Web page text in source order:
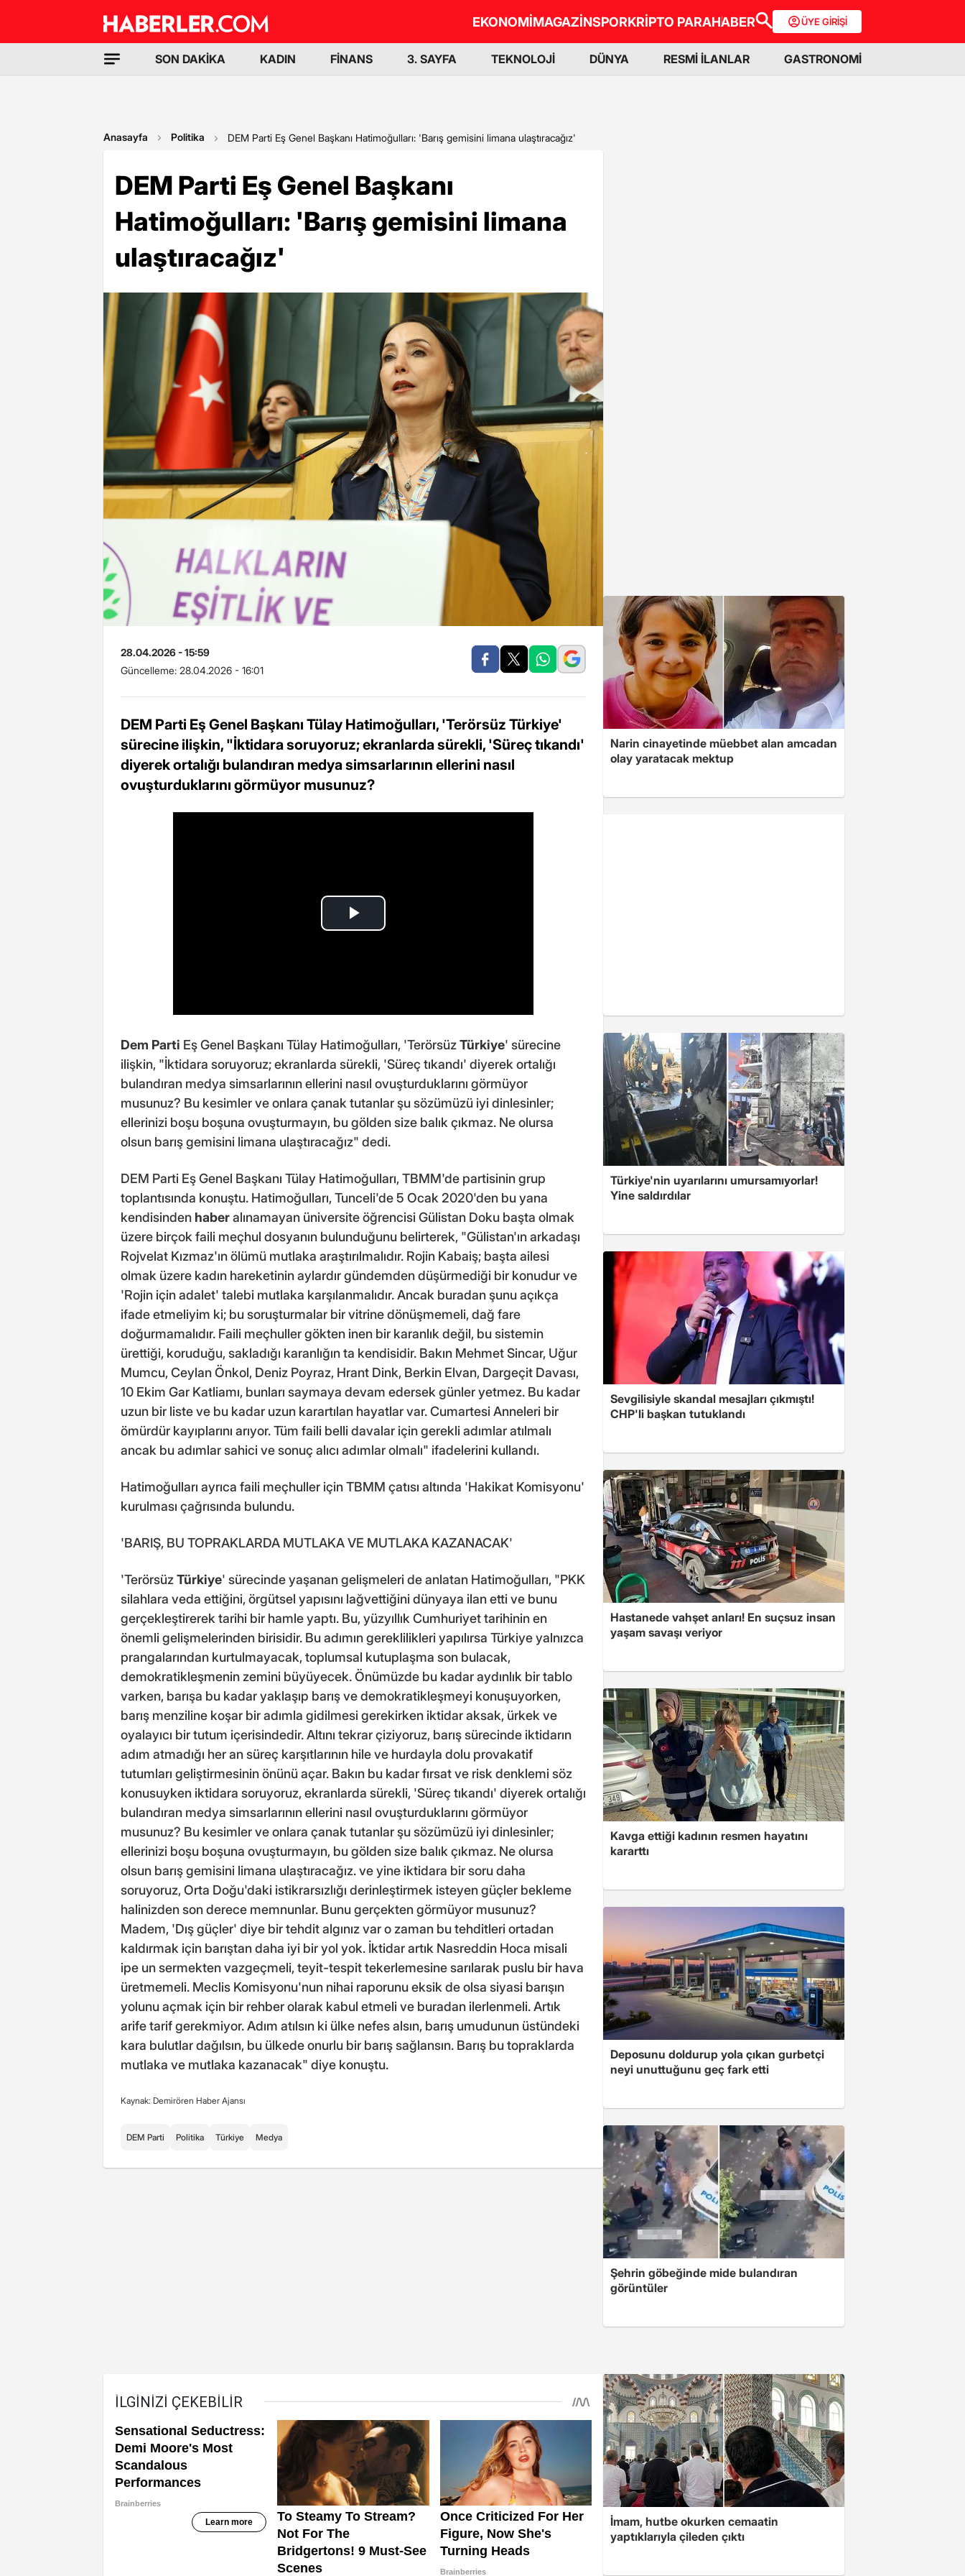
EKONOMİMAGAZİNSPORKRİPTO PARAHABER ÜYE GİRİŞİ
SON DAKİKA KADIN FİNANS 3. SAYFA TEKNOLOJİ DÜNYA RESMİ İLANLAR GASTRONOMİ
Anasayfa Politika DEM Parti Eş Genel Başkanı Hatimoğulları: 'Barış gemisini limana ulaştıracağız'
DEM Parti Eş Genel Başkanı
Hatimoğulları: 'Barış gemisini limana
ulaştıracağız'
28.04.2026 - 15:59
Güncelleme: 28.04.2026 - 16:01
DEM Parti Eş Genel Başkanı Tülay Hatimoğulları, 'Terörsüz Türkiye'
sürecine ilişkin, "İktidara soruyoruz; ekranlarda sürekli, 'Süreç tıkandı'
diyerek ortalığı bulandıran medya simsarlarının ellerini nasıl
ovuşturduklarını görmüyor musunuz?
Dem Parti Eş Genel Başkanı Tülay Hatimoğulları, 'TerörsüzTürkiye' sürecine
ilişkin, "İktidara soruyoruz; ekranlarda sürekli, 'Süreç tıkandı' diyerek ortalığı
bulandıran medya simsarlarının ellerini nasıl ovuşturduklarını görmüyor
musunuz? Bu kesimler ve onlara çanak tutanlar şu sözümüzü iyi dinlesinler;
ellerinizi boşu boşuna ovuşturmayın, bu gölden size balık çıkmaz. Ne olursa
olsun barış gemisini limana ulaştıracağız" dedi.
DEM Parti Eş Genel Başkanı Tülay Hatimoğulları, TBMM'de partisinin grup
toplantısında konuştu. Hatimoğulları, Tunceli'de 5 Ocak 2020'den bu yana
kendisinden haberalınamayan üniversite öğrencisi Gülistan Doku başta olmak
üzere birçok faili meçhul dosyanın bulunduğunu belirterek, "Gülistan'ın arkadaşı
Rojvelat Kızmaz'ın ölümü mutlaka araştırılmalıdır. Rojin Kabaiş; başta ailesi
olmak üzere kadın hareketinin aylardır gündemden düşürmediği bir konudur ve
'Rojin için adalet' talebi mutlaka karşılanmalıdır. Ancak buradan şunu açıkça
ifade etmeliyim ki; bu soruşturmalar bir vitrine dönüşmemeli, dağ fare
doğurmamalıdır. Faili meçhuller gökten inen bir karanlık değil, bu sistemin
ürettiği, koruduğu, sakladığı karanlığın ta kendisidir. Bakın Mehmet Sincar, Uğur
Mumcu, Ceylan Önkol, Deniz Poyraz, Hrant Dink, Berkin Elvan, Dargeçit Davası,
10 Ekim Gar Katliamı, bunları saymaya devam edersek günler yetmez. Bu kadar
uzun bir liste ve bu kadar uzun karartılan hayatlar var. Cumartesi Anneleri bir
ömürdür kayıplarını arıyor. Tüm faili belli davalar için gerekli adımlar atılmalı
ancak bu adımlar sahici ve sonuç alıcı adımlar olmalı" ifadelerini kullandı.
Hatimoğulları ayrıca faili meçhuller için TBMM çatısı altında 'Hakikat Komisyonu'
kurulması çağrısında bulundu.
'BARIŞ, BU TOPRAKLARDA MUTLAKA VE MUTLAKA KAZANACAK'
'TerörsüzTürkiye' sürecinde yaşanan gelişmeleri de anlatan Hatimoğulları, "PKK
silahlara veda ettiğini, örgütsel yapısını lağvettiğini dünyaya ilan etti ve bunu
gerçekleştirerek tarihi bir hamle yaptı. Bu, yüzyıllık Cumhuriyet tarihinin en
önemli gelişmelerinden birisidir. Bu adımın gereklilikleri yapılırsa Türkiye yalnızca
prangalarından kurtulmayacak, toplumsal kutuplaşma son bulacak,
demokratikleşmenin zemini büyüyecek. Önümüzde bu kadar aydınlık bir tablo
varken, barışa bu kadar yaklaşıp barış ve demokratikleşmeyi konuşuyorken,
barış menziline koşar bir adımla gidilmesi gerekirken iktidar aksak, ürkek ve
oyalayıcı bir tutum içerisindedir. Altını tekrar çiziyoruz, barış sürecinde iktidarın
adım atmadığı her an süreç karşıtlarının hile ve hurdayla dolu provakatif
tutumları geliştirmesinin önünü açar. Bakın bu kadar fırsat ve risk denklemi söz
konusuyken iktidara soruyoruz, ekranlarda sürekli, 'Süreç tıkandı' diyerek ortalığı
bulandıran medya simsarlarının ellerini nasıl ovuşturduklarını görmüyor
musunuz? Bu kesimler ve onlara çanak tutanlar şu sözümüzü iyi dinlesinler;
ellerinizi boşu boşuna ovuşturmayın, bu gölden size balık çıkmaz. Ne olursa
olsun barış gemisini limana ulaştıracağız. ve yine iktidara bir soru daha
soruyoruz, Orta Doğu'daki istikrarsızlığı derinleştirmek isteyen güçler bekleme
halinizden son derece memnunlar. Bunu gerçekten görmüyor musunuz?
Madem, 'Dış güçler' diye bir tehdit algınız var o zaman bu tehditleri ortadan
kaldırmak için barıştan daha iyi bir yol yok. İktidar artık Nasreddin Hoca misali
ipe un sermekten vazgeçmeli, teyit-tespit tekerlemesine sarılarak puslu bir hava
üretmemeli. Meclis Komisyonu'nun nihai raporunu eksik de olsa siyasi barışın
yolunu açmak için bir rehber olarak kabul etmeli ve buradan ilerlenmeli. Artık
arife tarif gerekmiyor. Adım atılsın ki ülke nefes alsın, barış umudunun üstündeki
kara bulutlar dağılsın, bu ülkede onurlu bir barış sağlansın. Barış bu topraklarda
mutlaka ve mutlaka kazanacak" diye konuştu.
Kaynak: Demirören Haber Ajansı
DEM Parti Politika Türkiye Medya
Narin cinayetinde müebbet alan amcadan
olay yaratacak mektup
Türkiye'nin uyarılarını umursamıyorlar!
Yine saldırdılar
Sevgilisiyle skandal mesajları çıkmıştı!
CHP'li başkan tutuklandı
Hastanede vahşet anları! En suçsuz insan
yaşam savaşı veriyor
Kavga ettiği kadının resmen hayatını
kararttı
Deposunu doldurup yola çıkan gurbetçi
neyi unuttuğunu geç fark etti
Şehrin göbeğinde mide bulandıran
görüntüler
İmam, hutbe okurken cemaatin
yaptıklarıyla çileden çıktı